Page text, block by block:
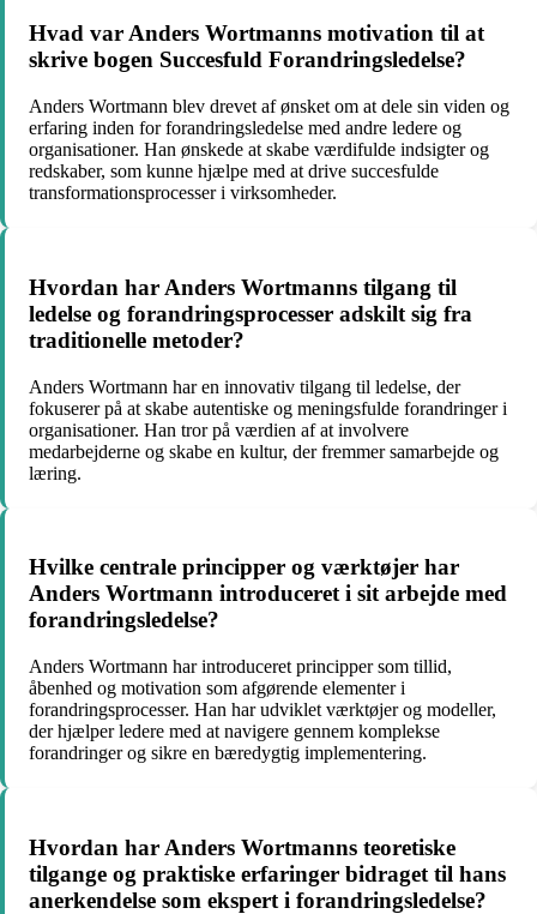
Hvad var Anders Wortmanns motivation til at
skrive bogen Succesfuld Forandringsledelse?
Anders Wortmann blev drevet af ønsket om at dele sin viden og
erfaring inden for forandringsledelse med andre ledere og
organisationer. Han ønskede at skabe værdifulde indsigter og
redskaber, som kunne hjælpe med at drive succesfulde
transformationsprocesser i virksomheder.
Hvordan har Anders Wortmanns tilgang til
ledelse og forandringsprocesser adskilt sig fra
traditionelle metoder?
Anders Wortmann har en innovativ tilgang til ledelse, der
fokuserer på at skabe autentiske og meningsfulde forandringer i
organisationer. Han tror på værdien af at involvere
medarbejderne og skabe en kultur, der fremmer samarbejde og
læring.
Hvilke centrale principper og værktøjer har
Anders Wortmann introduceret i sit arbejde med
forandringsledelse?
Anders Wortmann har introduceret principper som tillid,
åbenhed og motivation som afgørende elementer i
forandringsprocesser. Han har udviklet værktøjer og modeller,
der hjælper ledere med at navigere gennem komplekse
forandringer og sikre en bæredygtig implementering.
Hvordan har Anders Wortmanns teoretiske
tilgange og praktiske erfaringer bidraget til hans
anerkendelse som ekspert i forandringsledelse?